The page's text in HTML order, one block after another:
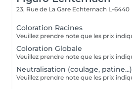
23, Rue de La Gare Echternach L-6440
Coloration Racines
Coloration Globale
Neutralisation (coulage, patine...)